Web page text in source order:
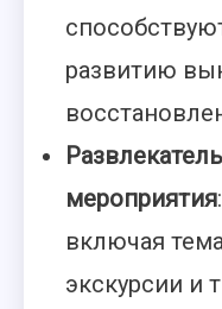
развитию
мероприятия
включая
экскурсии и